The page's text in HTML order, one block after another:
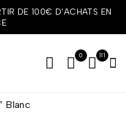
DE 100€ D'ACHATS EN
0 111
Blanc